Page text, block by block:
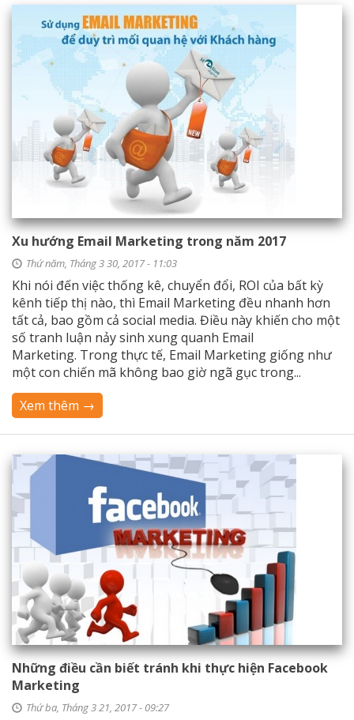
Xu hướng Email Marketing trong năm 2017
Thứ năm, Tháng 3 30, 2017 - 11:03
Khi nói đến việc thống kê, chuyển đổi, ROI của bất kỳ
kênh tiếp thị nào, thì Email Marketing đều nhanh hơn
tất cả, bao gồm cả social media. Điều này khiến cho một
số tranh luận nảy sinh xung quanh Email
Marketing. Trong thực tế, Email Marketing giống như
một con chiến mã không bao giờ ngã gục trong...
Xem thêm →
Những điều cần biết tránh khi thực hiện Facebook
Marketing
Thứ ba, Tháng 3 21, 2017 - 09:27